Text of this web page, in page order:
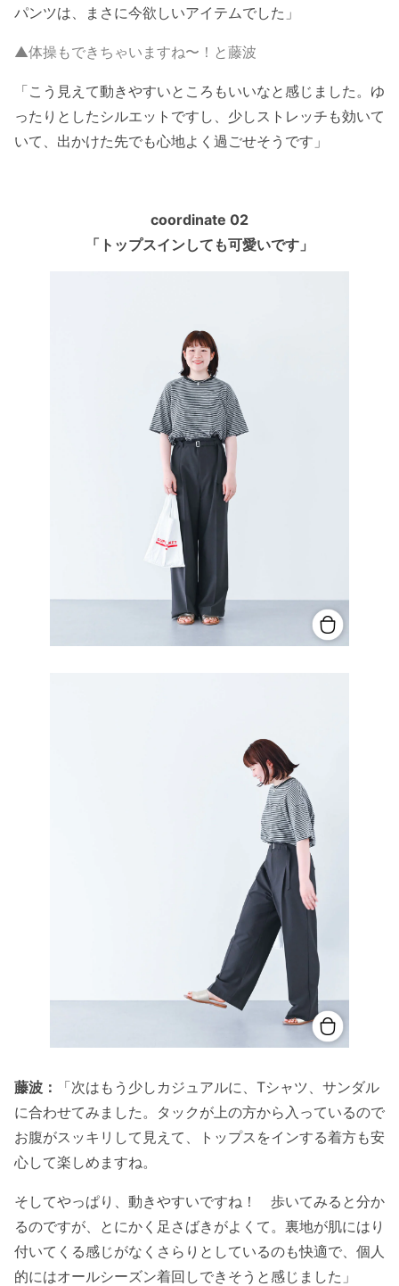
パンツは、まさに今欲しいアイテムでした」
▲体操もできちゃいますね〜！と藤波
「こう見えて動きやすいところもいいなと感じました。ゆ
ったりとしたシルエットですし、少しストレッチも効いて
いて、出かけた先でも心地よく過ごせそうです」
coordinate 02
「トップスインしても可愛いです」
藤波：
「次はもう少しカジュアルに、Tシャツ、サンダル
に合わせてみました。タックが上の方から入っているので
お腹がスッキリして見えて、トップスをインする着方も安
心して楽しめますね。
そしてやっぱり、動きやすいですね！ 歩いてみると分か
るのですが、とにかく足さばきがよくて。裏地が肌にはり
付いてくる感じがなくさらりとしているのも快適で、個人
的にはオールシーズン着回しできそうと感じました」